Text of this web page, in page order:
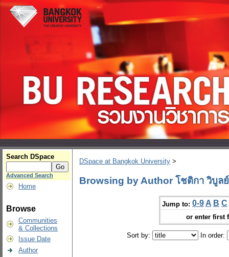
Search DSpace
Advanced Search
Home
Browse
Communities
& Collections
Issue Date
Author
DSpace at Bangkok University >
Browsing by Author โชติกา วิบูล
Jump to: 0-9 A B C
or enter first
Sort by: In order: